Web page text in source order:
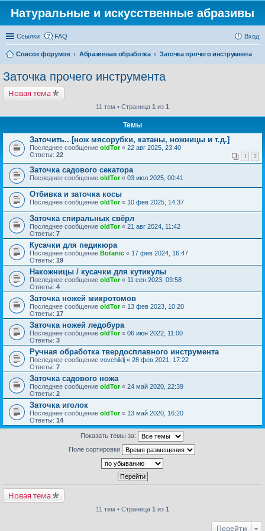
Натуральные и искусственные абразивы
Ссылки FAQ Вход
Список форумов Абразивная обработка Заточка прочего инструмента
Заточка прочего инструмента
Новая тема
11 тем • Страница 1 из 1
Темы
Заточить.. [нож мясорубки, катаны, ножницы и т.д.]
Последнее сообщение oldTor« 22 авг 2025, 23:40
Ответы: 22 1 2
Заточка садового секатора
Последнее сообщение oldTor« 03 июл 2025, 00:41
Отбивка и заточка косы
Последнее сообщение oldTor« 10 фев 2025, 14:37
Заточка спиральных свёрл
Последнее сообщение oldTor« 21 авг 2024, 11:42
Ответы: 7
Кусачки для педикюра
Последнее сообщение Botanic « 17 фев 2024, 16:47
Ответы: 19
Накожницы / кусачки для кутикулы
Последнее сообщение oldTor« 11 сен 2023, 09:58
Ответы: 4
Заточка ножей микротомов
Последнее сообщение oldTor« 13 фев 2023, 10:20
Ответы: 17
Заточка ножей ледобура
Последнее сообщение oldTor« 06 июн 2022, 11:00
Ответы: 3
Ручная обработка твердосплавного инструмента
Последнее сообщение vovchiklj « 28 фев 2021, 17:22
Ответы: 7
Заточка садового ножа
Последнее сообщение oldTor« 24 май 2020, 22:39
Ответы: 2
Заточка иголок
Последнее сообщение oldTor« 13 май 2020, 16:20
Ответы: 14
Показать темы за:
Поле сортировки
Новая тема
11 тем • Страница 1 из 1
Перейти